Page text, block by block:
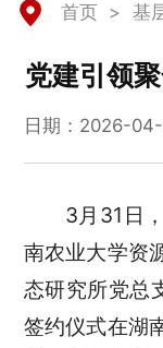
首页 > 基
党建引领
日期：2026-
3月31日
南农业大学资
态研究所党总
签约仪式在湖